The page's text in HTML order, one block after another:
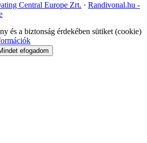
Central Europe Zrt. · Randivonal.hu -
és a biztonság érdekében sütiket (cookie)
efogadom